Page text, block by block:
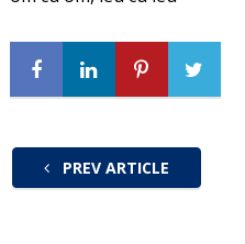
PREV ARTICLE